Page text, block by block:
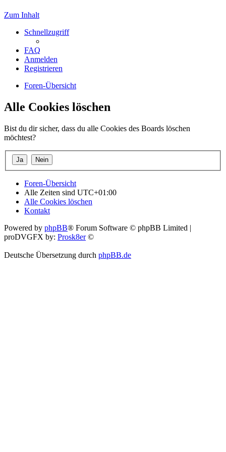
Zum Inhalt
Schnellzugriff
FAQ
Anmelden
Registrieren
Foren-Übersicht
Alle Cookies löschen
Bist du dir sicher, dass du alle Cookies des Boards löschen
möchtest?
Foren-Übersicht
Alle Zeiten sind UTC+01:00
Alle Cookies löschen
Kontakt
Powered by phpBB® Forum Software © phpBB Limited |
proDVGFX by: Prosk8er©
Deutsche Übersetzung durch phpBB.de